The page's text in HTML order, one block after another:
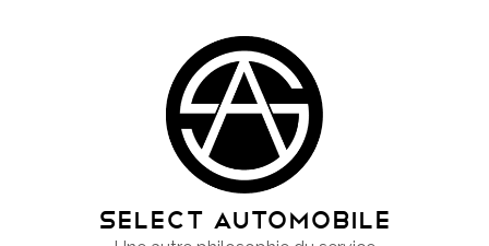
SELECT AUTOMOBILE